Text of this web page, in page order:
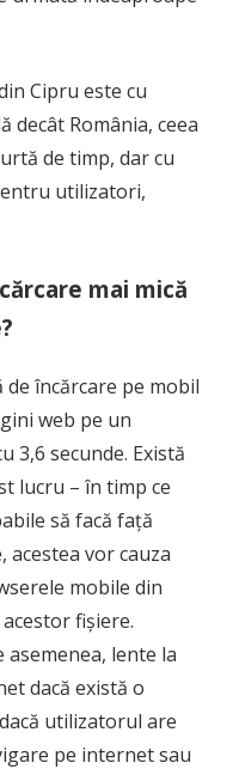
Cipru este cu
decât România, ceea
de timp, dar cu
utilizatori,
mai mică
de încărcare pe mobil
web pe un
3,6 secunde. Există
lucru – în timp ce
să facă față
acestea vor cauza
mobile din
fișiere.
lente la
dacă există o
utilizatorul are
pe internet sau